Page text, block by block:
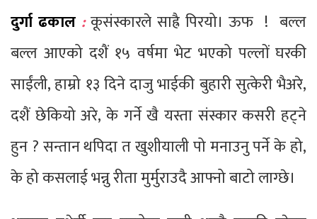
दुर्गा ढकाल:कूसंस्कारले साह्रै पिरयो। ऊफ ! बल्ल
बल्ल आएको दशैं १५ वर्षमा भेट भएको पल्लों घरकी
साईंली, हाम्रो १३ दिने दाजु भाईकी बुहारी सुत्केरी भैअरे,
दशैं छेकियो अरे, के गर्ने खै यस्ता संस्कार कसरी हट्ने
हुन ? सन्तान थपिदा त खुशीयाली पो मनाउनु पर्ने के हो,
के हो कसलाई भन्नु रीता मुर्मुराउदै आफ्नो बाटो लाग्छे।